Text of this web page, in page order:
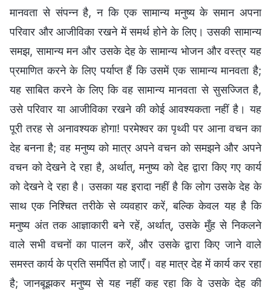
मानवता से संपन्न है, न कि एक सामान्य मनुष्य के समान अपना
परिवार और आजीविका रखने में समर्थ होने के लिए। उसकी सामान्य
समझ, सामान्य मन और उसके देह के सामान्य भोजन और वस्त्र यह
प्रमाणित करने के लिए पर्याप्त हैं कि उसमें एक सामान्य मानवता है;
यह साबित करने के लिए कि वह सामान्य मानवता से सुसज्जित है,
उसे परिवार या आजीविका रखने की कोई आवश्यकता नहीं है। यह
पूरी तरह से अनावश्यक होगा! परमेश्वर का पृथ्वी पर आना वचन का
देह बनना है; वह मनुष्य को मात्र अपने वचन को समझने और अपने
वचन को देखने दे रहा है, अर्थात्, मनुष्य को देह द्वारा किए गए कार्य
को देखने दे रहा है। उसका यह इरादा नहीं है कि लोग उसके देह के
साथ एक निश्चित तरीके से व्यवहार करें, बल्कि केवल यह है कि
मनुष्य अंत तक आज्ञाकारी बने रहें, अर्थात्, उसके मुँह से निकलने
वाले सभी वचनों का पालन करें, और उसके द्वारा किए जाने वाले
समस्त कार्य के प्रति समर्पित हो जाएँ। वह मात्र देह में कार्य कर रहा
है; जानबूझकर मनुष्य से यह नहीं कह रहा कि वे उसके देह की